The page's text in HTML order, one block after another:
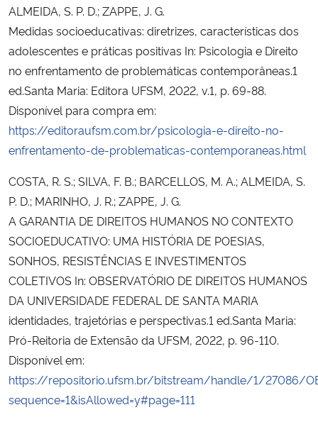
ALMEIDA, S. P. D.; ZAPPE, J. G.
Medidas socioeducativas: diretrizes, características dos
adolescentes e práticas positivas In: Psicologia e Direito
no enfrentamento de problemáticas contemporâneas.1
ed.Santa Maria: Editora UFSM, 2022, v.1, p. 69-88.
Disponível para compra em:
https://editoraufsm.com.br/psicologia-e-direito-no-
enfrentamento-de-problematicas-contemporaneas.html
COSTA, R. S.; SILVA, F. B.; BARCELLOS, M. A.; ALMEIDA, S.
P. D.; MARINHO, J. R.; ZAPPE, J. G.
A GARANTIA DE DIREITOS HUMANOS NO CONTEXTO
SOCIOEDUCATIVO: UMA HISTÓRIA DE POESIAS,
SONHOS, RESISTÊNCIAS E INVESTIMENTOS
COLETIVOS In: OBSERVATÓRIO DE DIREITOS HUMANOS
DA UNIVERSIDADE FEDERAL DE SANTA MARIA
identidades, trajetórias e perspectivas.1 ed.Santa Maria:
Pró-Reitoria de Extensão da UFSM, 2022, p. 96-110.
Disponível em:
https://repositorio.ufsm.br/bitstream/handle/1/27086/
sequence=1&isAllowed=y#page=111